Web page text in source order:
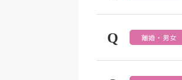
Q 離婚・男女